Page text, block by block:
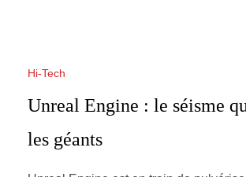
Hi-Tech
Unreal Engine : le séisme
les géants